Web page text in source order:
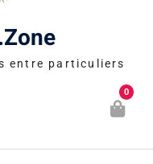
entre particuliers
0